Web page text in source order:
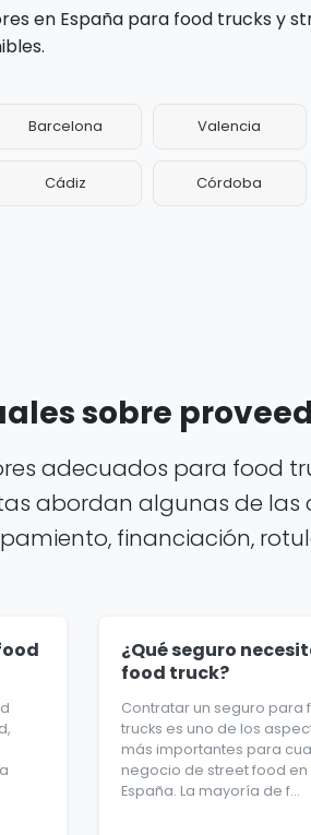
en España para food trucks y
Barcelona Valencia
Cádiz Córdoba
sobre
adecuados para food
abordan algunas de
financiación,
¿Qué seguro
food truck?
Contratar un seguro para
trucks es uno de los
más importantes para
negocio de street food en
España. La mayoría de f...